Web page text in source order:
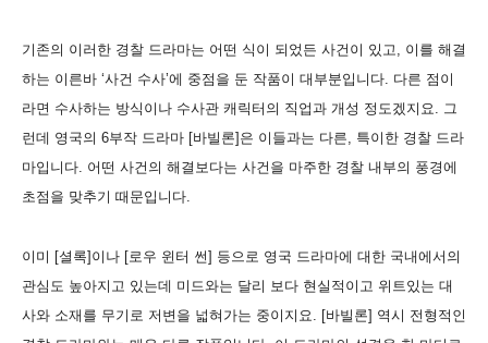
기존의 이러한 경찰 드라마는 어떤 식이 되었든 사건이 있고, 이를 해결
하는 이른바 ‘사건 수사’에 중점을 둔 작품이 대부분입니다. 다른 점이
라면 수사하는 방식이나 수사관 캐릭터의 직업과 개성 정도겠지요. 그
런데 영국의 6부작 드라마 [바빌론]은 이들과는 다른, 특이한 경찰 드라
마입니다. 어떤 사건의 해결보다는 사건을 마주한 경찰 내부의 풍경에
초점을 맞추기 때문입니다.
이미 [셜록]이나 [로우 윈터 썬] 등으로 영국 드라마에 대한 국내에서의
관심도 높아지고 있는데 미드와는 달리 보다 현실적이고 위트있는 대
사와 소재를 무기로 저변을 넓혀가는 중이지요. [바빌론] 역시 전형적인